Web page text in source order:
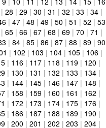
28 | 29| 30 | 31 | 32 | 33 | 34|
| 47| 48 | 49| 50 | 51 | 52 | 53
65| 66| 67| 68 | 69| 70 | 71 |
| 84| 85| 86| 87| 88 | 89| 90
| 102 | 103 | 104| 105| 106|
| 116| 117| 118 | 119| 120 |
| 130 | 131 | 132 | 133 | 134|
| 144| 145| 146| 147| 148 |
| 158 | 159| 160 | 161 | 162 |
| 172 | 173 | 174| 175| 176|
| 186| 187| 188 | 189| 190 |
| 200 | 201 | 202 | 203 | 204|